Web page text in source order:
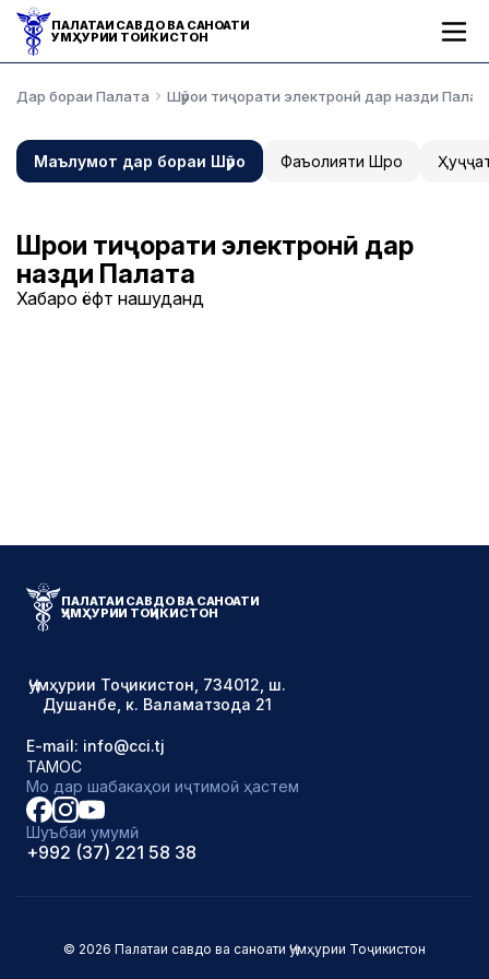
ПАЛАТАИ САВДО ВА САНОАТИ
ҶУМҲУРИИ ТОҶИКИСТОН
Дар бораи Палата Шӯрои тиҷорати электронӣ дар назди
Маълумот дар бораи Шӯро Фаъолияти Шӯро
Шӯрои тиҷорати электронӣ дар
назди Палата
Хабарҳо ёфт нашуданд
ПАЛАТАИ САВДО ВА САНОАТИ
ҶУМҲУРИИ ТОҶИКИСТОН
Ҷумҳурии Тоҷикистон, 734012, ш.
Душанбе, к. Валаматзода 21
E-mail: info@cci.tj
ТАМОС
Мо дар шабакаҳои иҷтимоӣ ҳастем
Шуъбаи умумӣ
+992 (37) 221 58 38
© 2026 Палатаи савдо ва саноати Ҷумҳурии Тоҷикистон